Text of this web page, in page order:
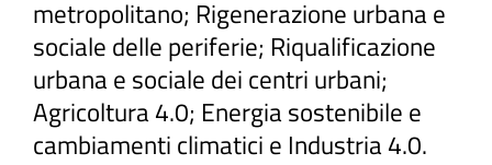
metropolitano; Rigenerazione urbana e
sociale delle periferie; Riqualificazione
urbana e sociale dei centri urbani;
Agricoltura 4.0; Energia sostenibile e
cambiamenti climatici e Industria 4.0.